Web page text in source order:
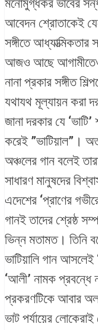
মনোমুগ্ধকর ভাবের
আবেদন শ্রোতাকেই
সঙ্গীতে
আজও আছে
নানা প্রকার সঙ্গীত
যথাযথ মূল্যায়ন করা
জানা দরকার যে
করেই ”ভাটিয়াল”।
অঞ্চলের গান বলেই
সাধারণ মানুষদের
এদেশের ‘প্রাণের
গানই তাদের শ্রেষ্ঠ
ভিন্ন মতামত। তিনি
ভাটিয়ালি গান
‘আলী’ নামক প্রবন্ধে
প্রকরণটিকে আবার
ভাট পর্যায়ের